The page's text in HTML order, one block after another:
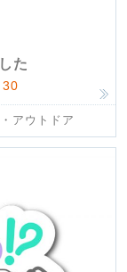
た
30
アウトドア